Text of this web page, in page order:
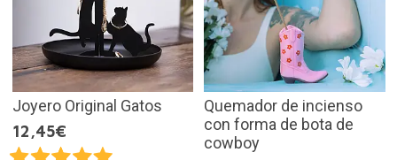
Joyero Original Gatos
12,45€
Quemador de incienso
con forma de bota de
cowboy